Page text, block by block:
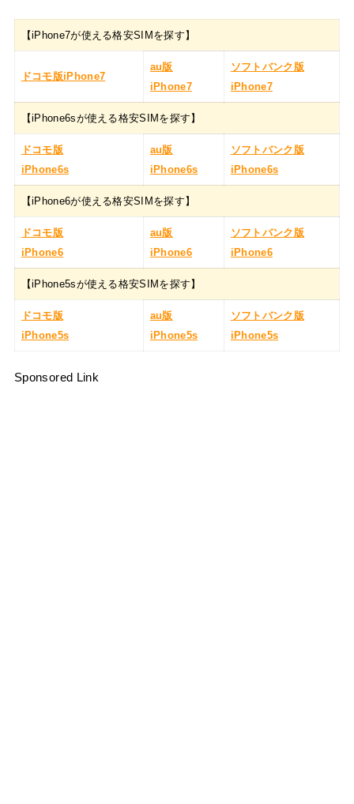
【iPhone7が使える格安SIMを探す】
ドコモ版iPhone7
au版
iPhone7
ソフトバンク版
iPhone7
【iPhone6sが使える格安SIMを探す】
ドコモ版
iPhone6s
au版
iPhone6s
ソフトバンク版
iPhone6s
【iPhone6が使える格安SIMを探す】
ドコモ版
iPhone6
au版
iPhone6
ソフトバンク版
iPhone6
【iPhone5sが使える格安SIMを探す】
ドコモ版
iPhone5s
au版
iPhone5s
ソフトバンク版
iPhone5s
Sponsored Link